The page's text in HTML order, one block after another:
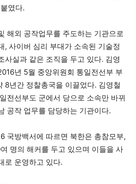
였다.
해외 공작업무를 주도하는 기관으로
, 사이버 심리 부대가 소속된 기술정
사실과 같은 조직을 두고 있다. 김영
년 5월 중앙위원회 통일전선부 부
8년간 정찰총국을 이끌었다. 김영철
전선부도 군에서 당으로 소속만 바뀌
공작 업무를 담당하는 기관이다.
국방백서에 따르면 북한은 총참모부,
명의 해커를 두고 있으며 이들을 사
로 운영하고 있다.